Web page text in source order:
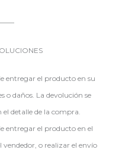
entregar el producto en su
o daños. La devolución se
detalle de la compra.
entregar el producto en el
o realizar el envío